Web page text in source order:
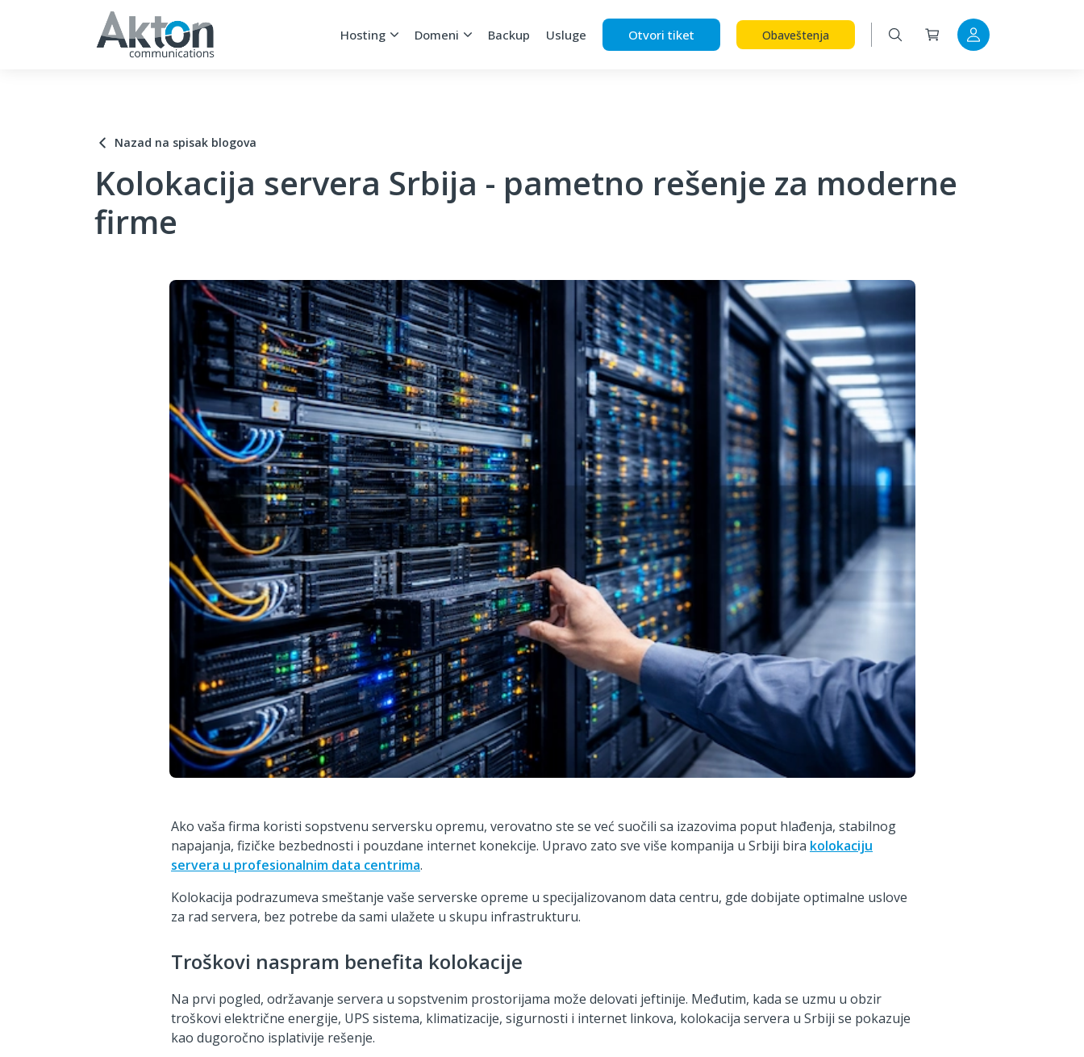
Hosting Domeni Backup Usluge Otvori tiket Obaveštenja
Nazad na spisak blogova
Kolokacija servera Srbija - pametno rešenje za moderne
firme
Ako vaša firma koristi sopstvenu serversku opremu, verovatno ste se već suočili sa izazovima poput hlađenja, stabilnog
napajanja, fizičke bezbednosti i pouzdane internet konekcije. Upravo zato sve više kompanija u Srbiji bira kolokaciju
servera u profesionalnim data centrima.
Kolokacija podrazumeva smeštanje vaše serverske opreme u specijalizovanom data centru, gde dobijate optimalne uslove
za rad servera, bez potrebe da sami ulažete u skupu infrastrukturu.
Troškovi naspram benefita kolokacije
Na prvi pogled, održavanje servera u sopstvenim prostorijama može delovati jeftinije. Međutim, kada se uzmu u obzir
troškovi električne energije, UPS sistema, klimatizacije, sigurnosti i internet linkova, kolokacija servera u Srbiji se pokazuje
kao dugoročno isplativije rešenje.